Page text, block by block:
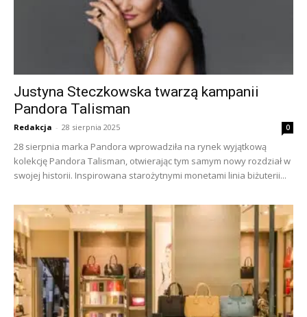
Justyna Steczkowska twarzą kampanii
Pandora Talisman
Redakcja - 28 sierpnia 2025 0
28 sierpnia marka Pandora wprowadziła na rynek wyjątkową
kolekcję Pandora Talisman, otwierając tym samym nowy rozdział w
swojej historii. Inspirowana starożytnymi monetami linia biżuterii...